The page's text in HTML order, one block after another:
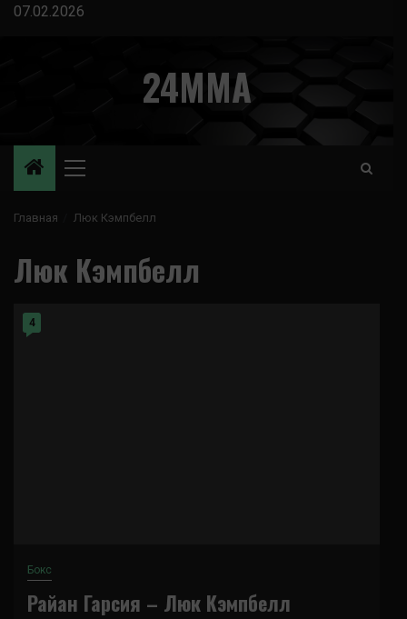
Перейти
07.02.2026
24MMA
Основное
Главная Люк Кэмпбелл
Люк Кэмпбелл
4
Бокс
Райан Гарсия – Люк Кэмпбелл